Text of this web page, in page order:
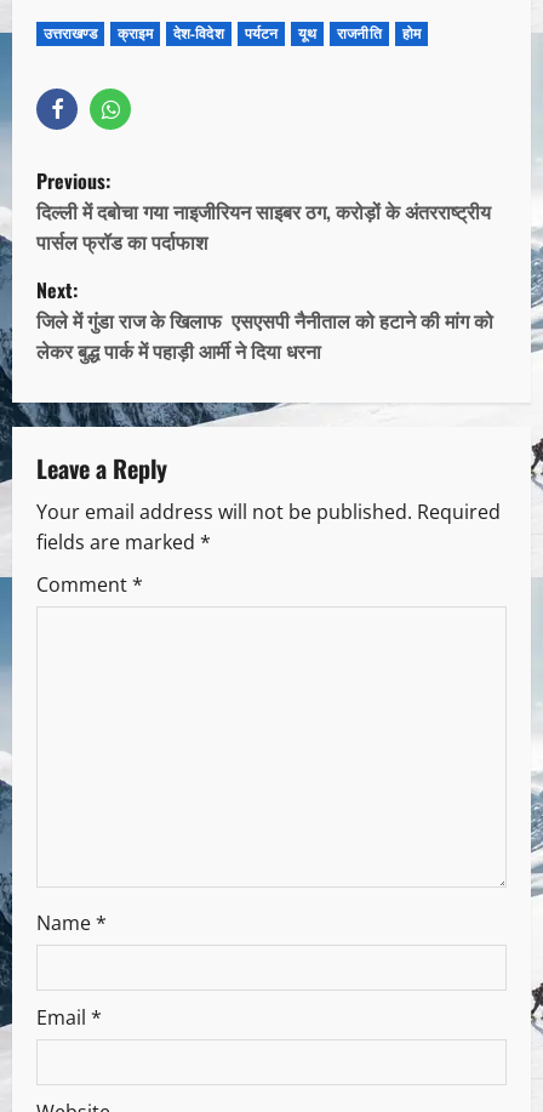
उत्तराखण्ड क्राइम देश-विदेश पर्यटन यूथ राजनीति होम
Previous:
दिल्ली में दबोचा गया नाइजीरियन साइबर ठग, करोड़ों के अंतरराष्ट्रीय
पार्सल फ्रॉड का पर्दाफाश
Next:
जिले में गुंडा राज के खिलाफ एसएसपी नैनीताल को हटाने की मांग को
लेकर बुद्ध पार्क में पहाड़ी आर्मी ने दिया धरना
Leave a Reply
Your email address will not be published. Required
fields are marked *
Comment*
Name*
Email *